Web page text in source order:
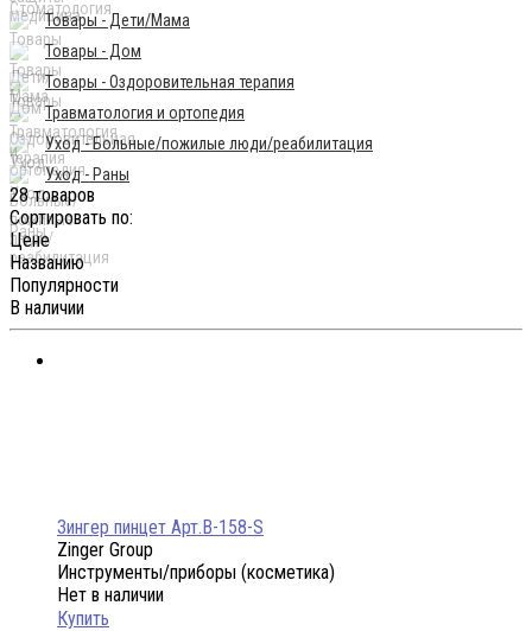
Товары - Дети/Мама
Товары - Дом
Товары - Оздоровительная терапия
Травматология и ортопедия
Уход - Больные/пожилые люди/реабилитация
Уход - Раны
28 товаров
Сортировать по:
Цене
Названию
Популярности
В наличии
Зингер пинцет Арт.B-158-S
Zinger Group
Инструменты/приборы (косметика)
Нет в наличии
Купить